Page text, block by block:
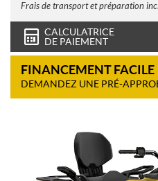
Frais de transport et préparation
CALCULATRICE
DE PAIEMENT
FINANCEMENT FACILE
DEMANDEZ UNE PRÉ-